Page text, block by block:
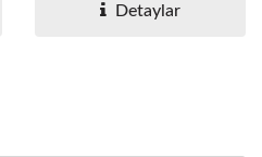
Detaylar